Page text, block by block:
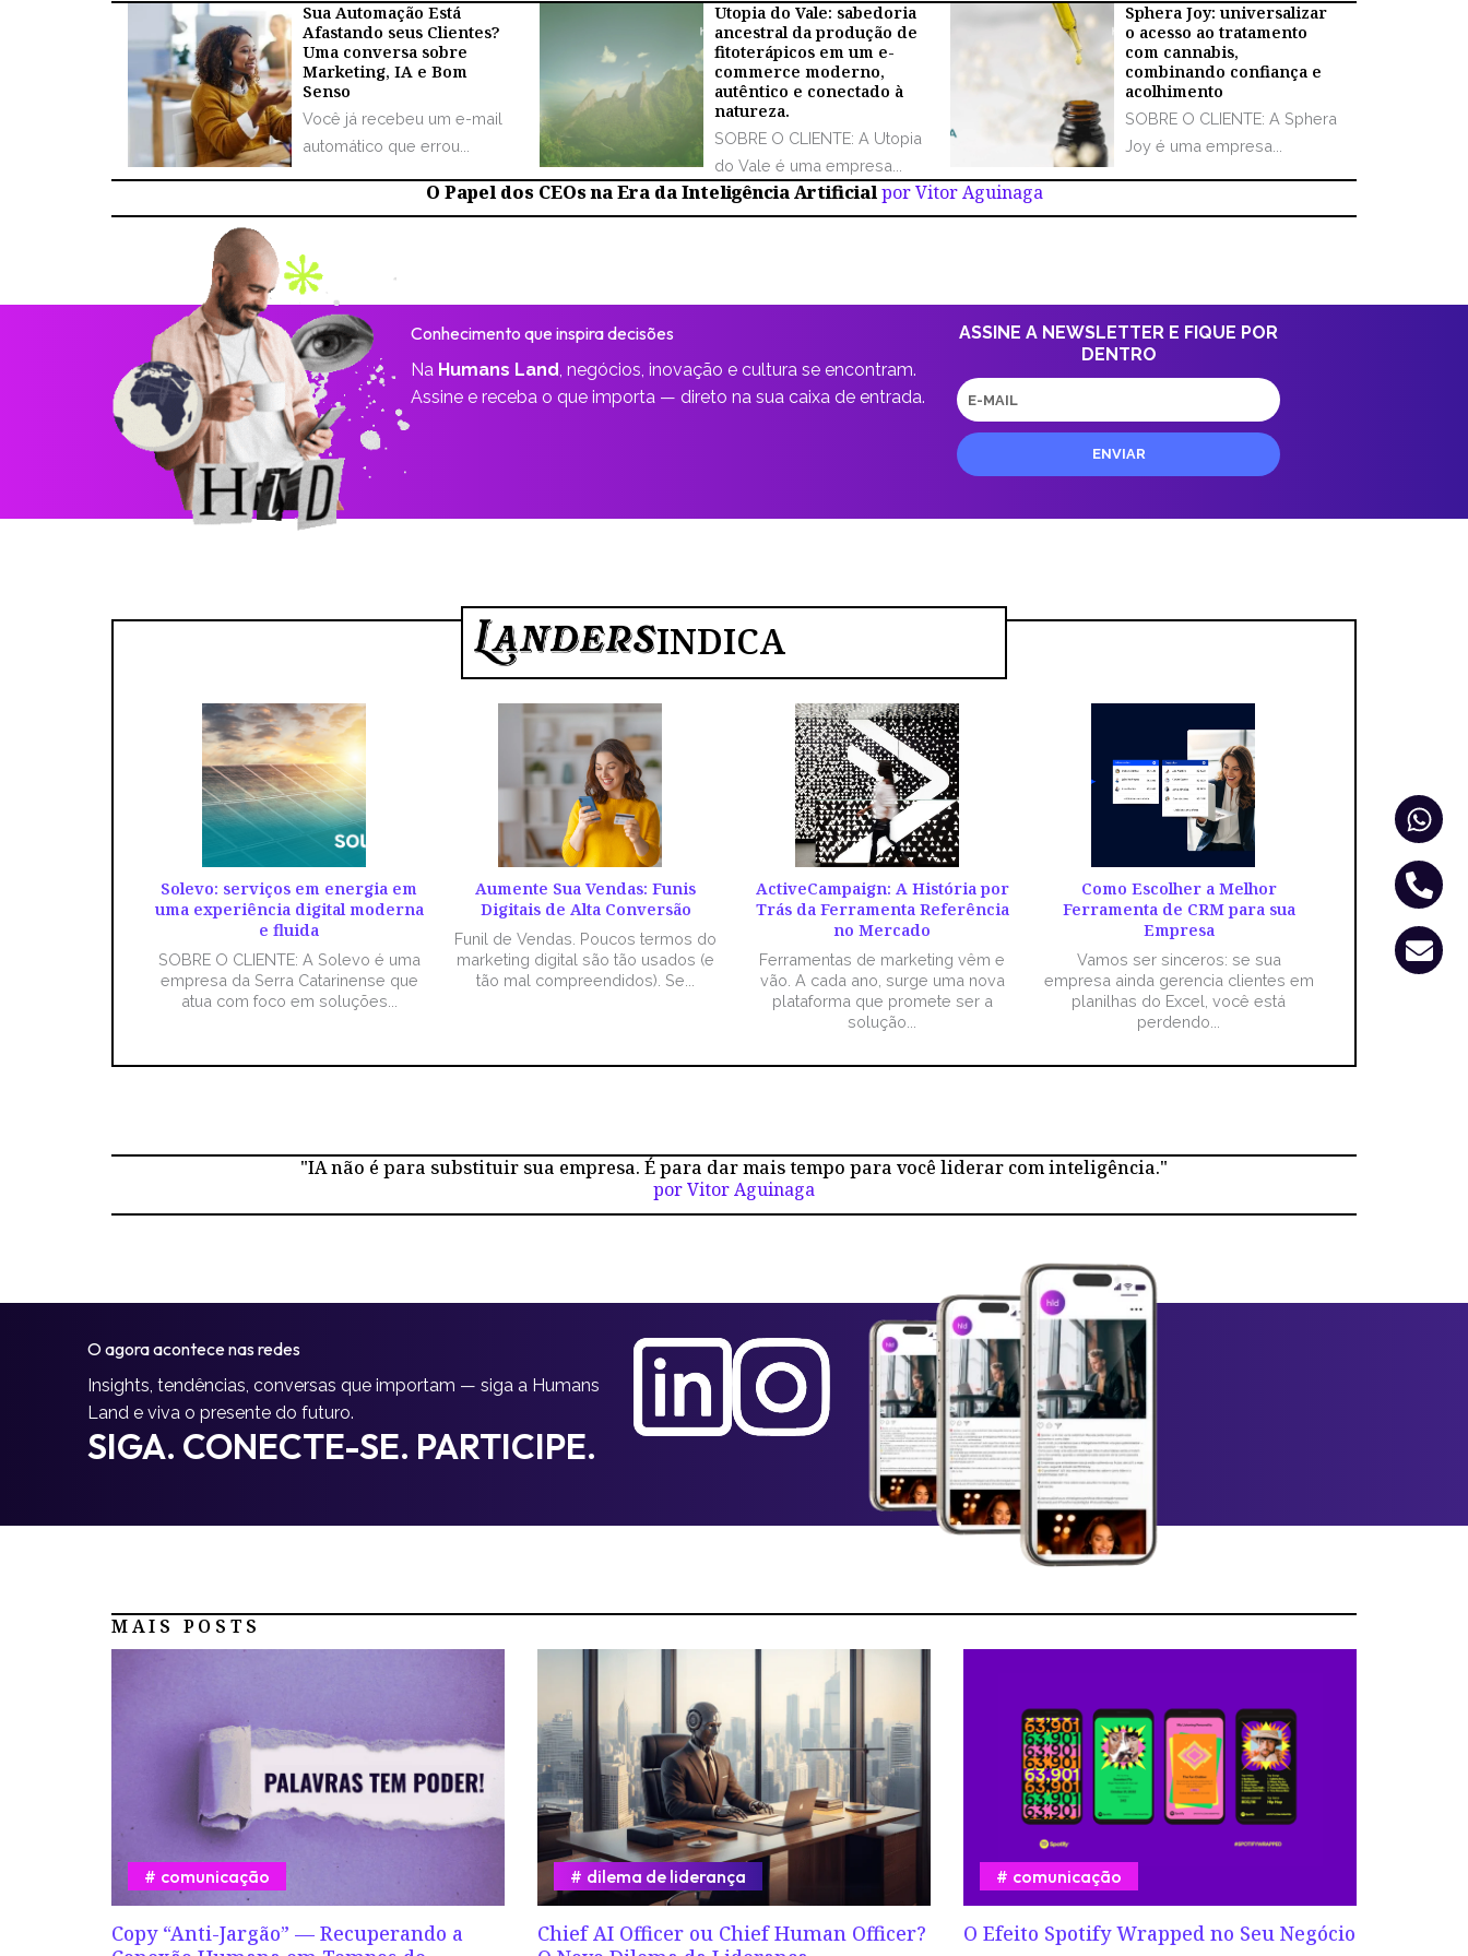
Sua Automação Está
Afastando seus Clientes?
Uma conversa sobre
Marketing, IA e Bom
Senso
Você já recebeu um e-mail
automático que errou...
Utopia do Vale: sabedoria
ancestral da produção de
fitoterápicos em um e-
commerce moderno,
autêntico e conectado à
natureza.
SOBRE O CLIENTE: A Utopia
do Vale é uma empresa...
Sphera Joy: universalizar
o acesso ao tratamento
com cannabis,
combinando confiança e
acolhimento
SOBRE O CLIENTE: A Sphera
Joy é uma empresa...
O Papel dos CEOs na Era da Inteligência Artificialpor Vitor Aguinaga
Conhecimento que inspira decisões
Na Humans Land, negócios, inovação e cultura se encontram.
Assine e receba o que importa — direto na sua caixa de entrada.
ASSINE A NEWSLETTER E FIQUE POR
DENTRO
E-
mail
ENVIAR
INDICA
Solevo: serviços em energia em
uma experiência digital moderna
e fluida
SOBRE O CLIENTE: A Solevo é uma
empresa da Serra Catarinense que
atua com foco em soluções...
Aumente Sua Vendas: Funis
Digitais de Alta Conversão
Funil de Vendas. Poucos termos do
marketing digital são tão usados (e
tão mal compreendidos). Se...
ActiveCampaign: A História por
Trás da Ferramenta Referência
no Mercado
Ferramentas de marketing vêm e
vão. A cada ano, surge uma nova
plataforma que promete ser a
solução...
Como Escolher a Melhor
Ferramenta de CRM para sua
Empresa
Vamos ser sinceros: se sua
empresa ainda gerencia clientes em
planilhas do Excel, você está
perdendo...
"IA não é para substituir sua empresa. É para dar mais tempo para você liderar com inteligência."
por Vitor Aguinaga
O agora acontece nas redes
Insights, tendências, conversas que importam — siga a Humans
Land e viva o presente do futuro.
SIGA. CONECTE-SE. PARTICIPE.
MAIS POSTS
Copy “Anti-Jargão” — Recuperando a
comunicação
Chief AI Officer ou Chief Human Officer?
dilema de liderança
O Efeito Spotify Wrapped no Seu Negócio
comunicação
alt